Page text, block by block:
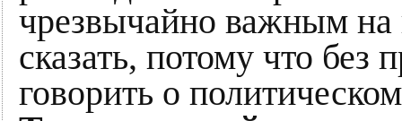
чрезвычайно важным
сказать, потому что без
говорить о